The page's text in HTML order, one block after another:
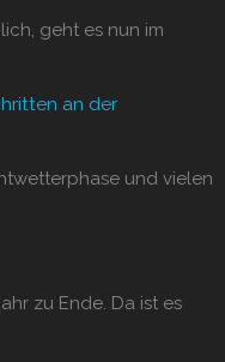
geht es nun im
an der
und vielen
zu Ende. Da ist es